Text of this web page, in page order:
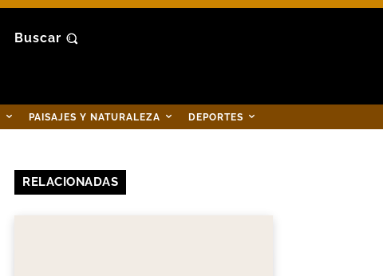
Buscar
PAISAJES Y NATURALEZA DEPORTES
RELACIONADAS